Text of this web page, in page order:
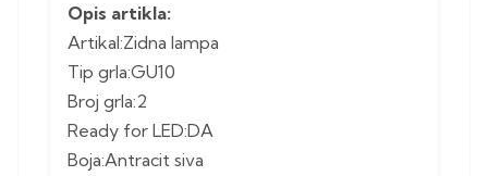
Opis artikla:
Artikal:Zidna lampa
Tip grla:GU10
Broj grla:2
Ready for LED:DA
Boja:Antracit siva